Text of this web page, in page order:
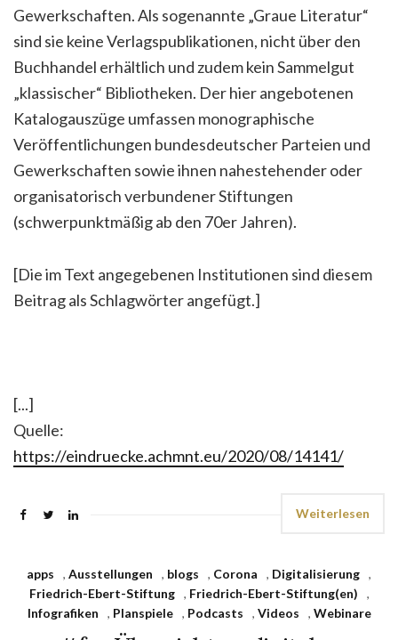
Gewerkschaften. Als sogenannte „Graue Literatur“
sind sie keine Verlagspublikationen, nicht über den
Buchhandel erhältlich und zudem kein Sammelgut
„klassischer“ Bibliotheken. Der hier angebotenen
Katalogauszüge umfassen monographische
Veröffentlichungen bundesdeutscher Parteien und
Gewerkschaften sowie ihnen nahestehender oder
organisatorisch verbundener Stiftungen
(schwerpunktmäßig ab den 70er Jahren).
[Die im Text angegebenen Institutionen sind diesem
Beitrag als Schlagwörter angefügt.]
[...]
Quelle:
https://eindruecke.achmnt.eu/2020/08/14141/
Weiterlesen
apps , Ausstellungen , blogs , Corona , Digitalisierung ,
Friedrich-Ebert-Stiftung
, Friedrich-Ebert-Stiftung(en)
,
Infografiken
, Planspiele , Podcasts , Videos , Webinare